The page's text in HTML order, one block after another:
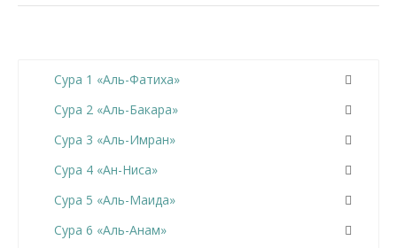
Сура 1 «Аль-Фатиха»
Сура 2 «Аль-Бакара»
Сура 3 «Аль-Имран»
Сура 4 «Ан-Ниса»
Сура 5 «Аль-Маида»
Сура 6 «Аль-Анам»